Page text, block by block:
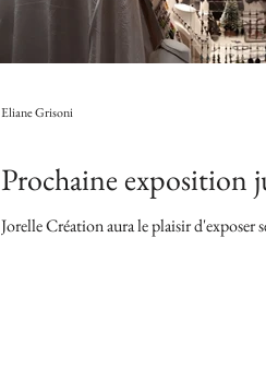
Prochaine exposition
Jorelle Création aura le plaisir
Eliane Grisoni